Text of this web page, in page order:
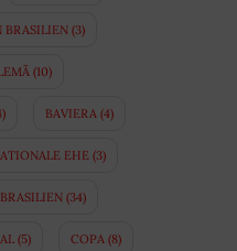
BRASILIEN(3)
(10)
BAVIERA (4)
EHE(3)
BRASILIEN(34)
(5) COPA (8)